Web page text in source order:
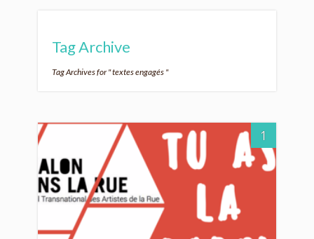
Tag Archive
Tag Archives for " textes engagés "
1